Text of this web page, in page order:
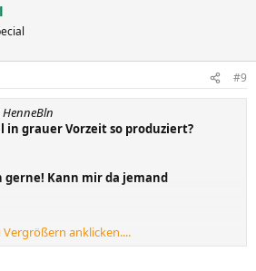
#9
in grauer Vorzeit so produziert?
gerne! Kann mir da jemand
Vergrößern anklicken....